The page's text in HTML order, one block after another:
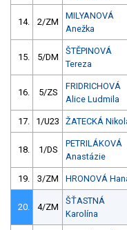
14. 2/ZM
MILYANOVÁ
Anežka
15. 5/DM
ŠTĚPINOVÁ
Tereza
16. 5/ZS
FRIDRICHOVÁ
Alice Ludmila
17. 1/U23 ŽATECKÁ
18. 1/DS
PETRILÁKOVÁ
Anastázie
19. 3/ZM HRONOVÁ
20. 4/ZM
ŠŤASTNÁ
Karolína